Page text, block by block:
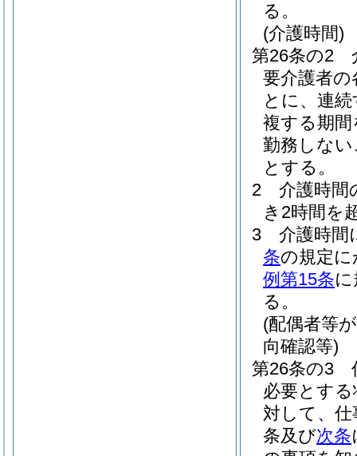
る。
(介護時間)
第26条の2
要介護者
とに、連
複する期
勤務しな
とする。
2
介護時間
き2時間を
3
介護時間
条の規定
例第15条
る。
(配偶者等
向確認等)
第26条の3
必要とす
対して、
条及び次条